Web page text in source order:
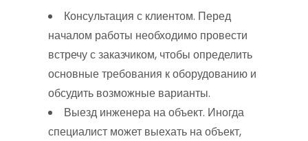
Консультация с клиентом. Перед
началом работы необходимо провести
встречу с заказчиком, чтобы определить
основные требования к оборудованию и
обсудить возможные варианты.
Выезд инженера на объект. Иногда
специалист может выехать на объект,